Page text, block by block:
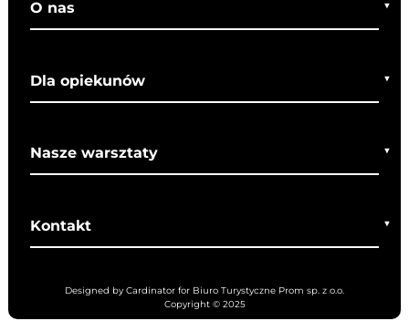
O nas
Co o nas mówią
Dla opiekunów
Bezpieczeństwo
Nasze warsztaty
Warsztaty wielkanocne
Kontakt
+48 71 307 65 43
Designed by Cardinator for Biuro Turystyczne Prom sp. z o.o.
Copyright © 2025